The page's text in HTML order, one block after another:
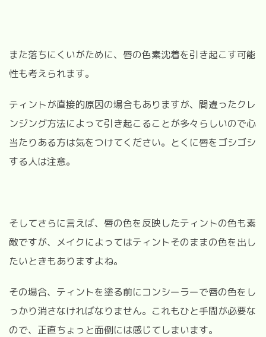
また落ちにくいがために、唇の色素沈着を引き起こす可能
性も考えられます。
ティントが直接的原因の場合もありますが、間違ったクレ
ンジング方法によって引き起こることが多々らしいので心
当たりある方は気をつけてください。とくに唇をゴシゴシ
する人は注意。
そしてさらに言えば、唇の色を反映したティントの色も素
敵ですが、メイクによってはティントそのままの色を出し
たいときもありますよね。
その場合、ティントを塗る前にコンシーラーで唇の色をし
っかり消さなければなりません。これもひと手間が必要な
ので、正直ちょっと面倒には感じてしまいます。